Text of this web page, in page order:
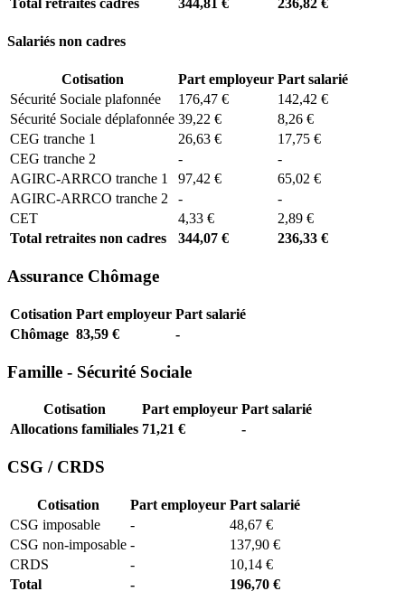
Total retraites cadres
344,81 € 236,82 €
Salariés non cadres
Cotisation Part employeur Part salarié
Sécurité Sociale plafonnée
176,47 €
142,42 €
Sécurité Sociale déplafonnée 39,22 €
8,26 €
CEG tranche 1
26,63 €
17,75 €
CEG tranche 2
-
-
AGIRC-ARRCO tranche 1
97,42 €
65,02 €
AGIRC-ARRCO tranche 2
-
-
CET
4,33 €
2,89 €
Total retraites non cadres
344,07 € 236,33 €
Assurance Chômage
Cotisation Part employeur Part salarié
Chômage 83,59 € -
Famille - Sécurité Sociale
Cotisation Part employeur Part salarié
Allocations familiales 71,21 € -
CSG / CRDS
Cotisation Part employeur Part salarié
CSG imposable
-
48,67 €
CSG non-imposable -
137,90 €
CRDS
-
10,14 €
Total
- 196,70 €